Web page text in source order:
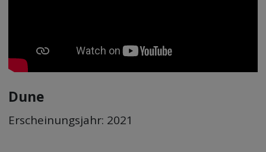
Dune
Erscheinungsjahr: 2021